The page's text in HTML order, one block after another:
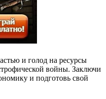
и голод на ресурсы
войны. Заключи
и подготовь свой